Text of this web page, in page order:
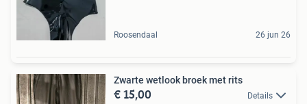
Roosendaal 26 jun 26
Zwarte wetlook broek met rits
€ 15,00 Details